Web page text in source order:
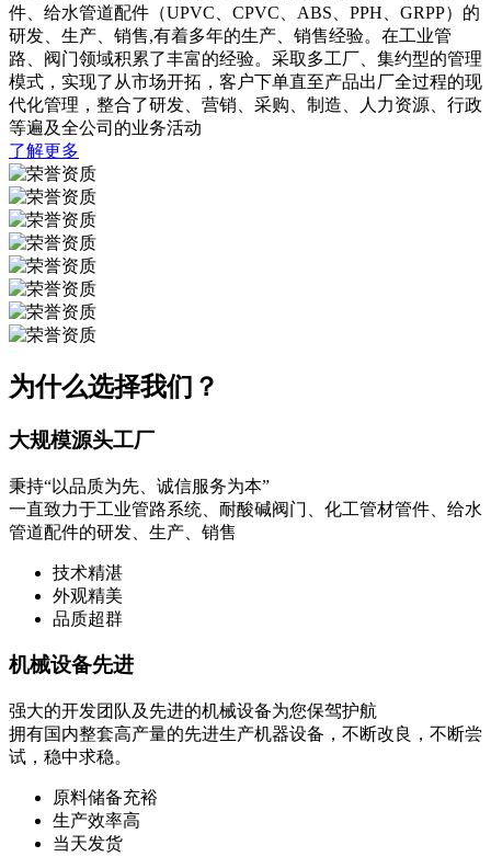
件、给水管道配件（UPVC、CPVC、ABS、PPH、GRPP）的
研发、生产、销售,有着多年的生产、销售经验。在工业管
路、阀门领域积累了丰富的经验。采取多工厂、集约型的管理
模式，实现了从市场开拓，客户下单直至产品出厂全过程的现
代化管理，整合了研发、营销、采购、制造、人力资源、行政
等遍及全公司的业务活动
了解更多
为什么选择我们？
大规模源头工厂
秉持“以品质为先、诚信服务为本”
一直致力于工业管路系统、耐酸碱阀门、化工管材管件、给水
管道配件的研发、生产、销售
技术精湛
外观精美
品质超群
机械设备先进
强大的开发团队及先进的机械设备为您保驾护航
拥有国内整套高产量的先进生产机器设备，不断改良，不断尝
试，稳中求稳。
原料储备充裕
生产效率高
当天发货